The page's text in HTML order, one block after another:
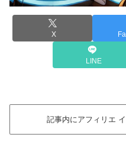
X
LINE
記事内にアフィリエ